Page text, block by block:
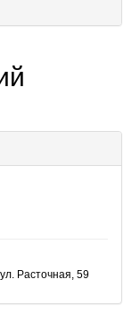
Расточная, 59